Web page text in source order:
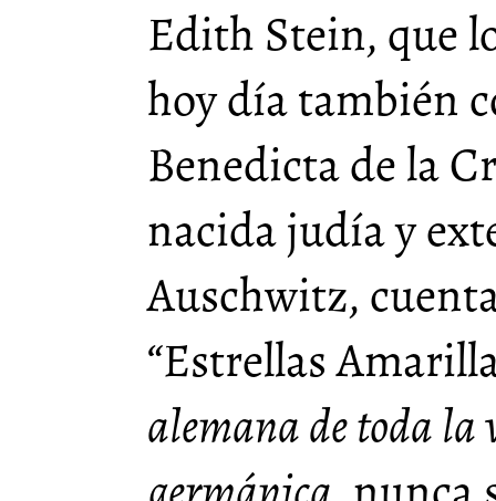
Edith Stein, que
hoy día también
Benedicta de la
nacida judía y
Auschwitz,
“Estrellas
alemana de toda la